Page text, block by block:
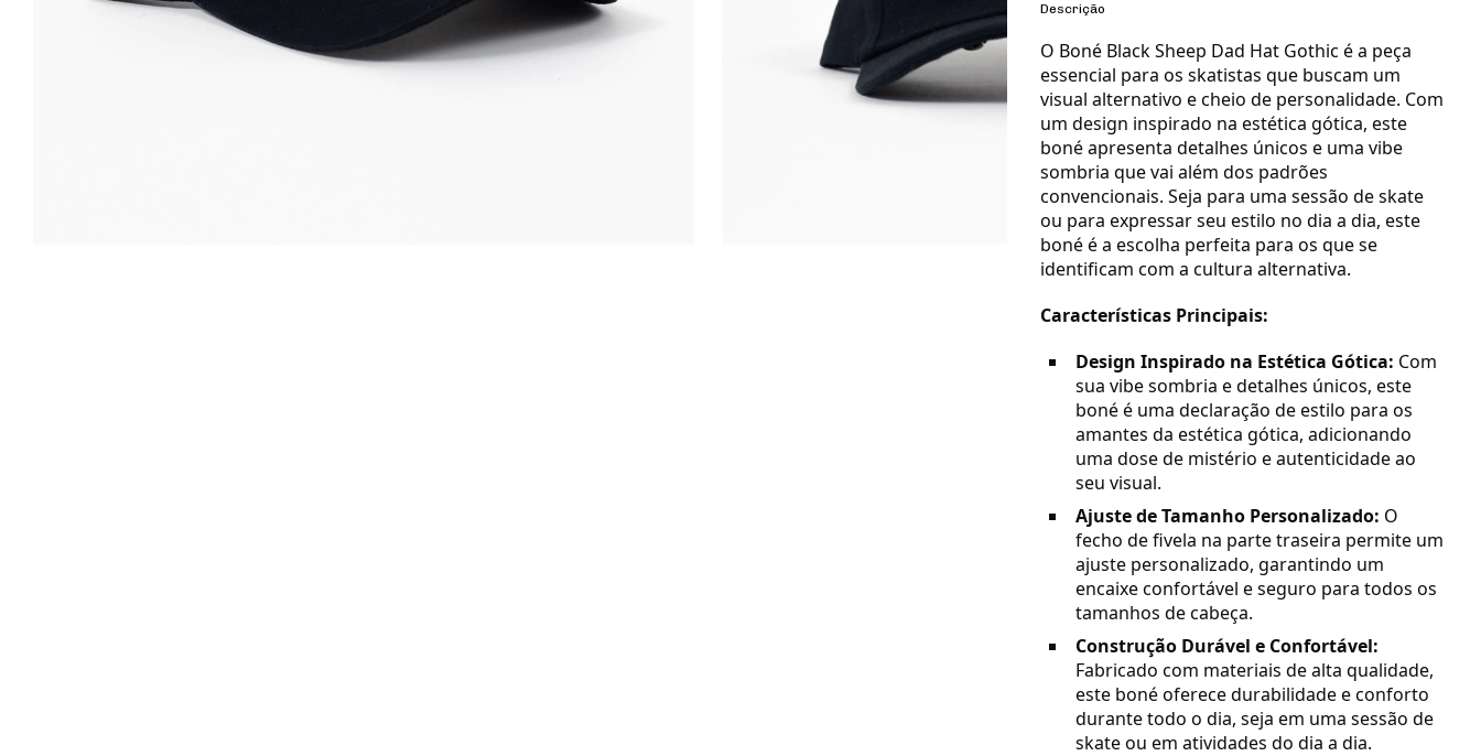
Descrição
O Boné Black Sheep Dad Hat Gothic é a peça
essencial para os skatistas que buscam um
visual alternativo e cheio de personalidade. Com
um design inspirado na estética gótica, este
boné apresenta detalhes únicos e uma vibe
sombria que vai além dos padrões
convencionais. Seja para uma sessão de skate
ou para expressar seu estilo no dia a dia, este
boné é a escolha perfeita para os que se
identificam com a cultura alternativa.
Características Principais:
Design Inspirado na Estética Gótica: Com
sua vibe sombria e detalhes únicos, este
boné é uma declaração de estilo para os
amantes da estética gótica, adicionando
uma dose de mistério e autenticidade ao
seu visual.
Ajuste de Tamanho Personalizado: O
fecho de fivela na parte traseira permite um
ajuste personalizado, garantindo um
encaixe confortável e seguro para todos os
tamanhos de cabeça.
Construção Durável e Confortável:
Fabricado com materiais de alta qualidade,
este boné oferece durabilidade e conforto
durante todo o dia, seja em uma sessão de
skate ou em atividades do dia a dia.